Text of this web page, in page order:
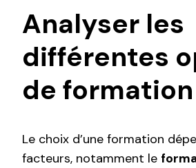
Analyser les
différentes
de formation
Le choix d’une formation
facteurs, notamment le